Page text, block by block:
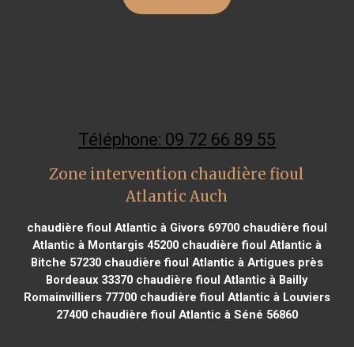
Téléphone: 09 72 66 89 55
Zone intervention chaudière fioul
Atlantic Auch
chaudière fioul Atlantic à Givors 69700chaudière fioul
Atlantic à Montargis 45200chaudière fioul Atlantic à
Bitche 57230chaudière fioul Atlantic à Artigues près
Bordeaux 33370 chaudière fioul Atlantic à Bailly
Romainvilliers 77700chaudière fioul Atlantic à Louviers
27400chaudière fioul Atlantic à Séné 56860